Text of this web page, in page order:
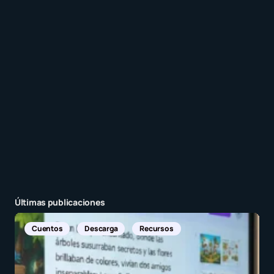
Últimas publicaciones
Noticias Internacionales